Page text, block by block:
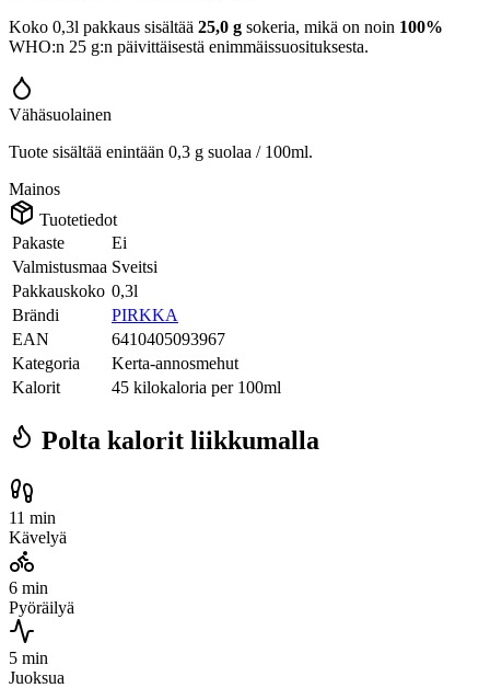
Koko 0,3l pakkaus sisältää 25,0 g sokeria, mikä on noin 100%
WHO:n 25 g:n päivittäisestä enimmäissuosituksesta.
Vähäsuolainen
Tuote sisältää enintään 0,3 g suolaa / 100ml.
Mainos
Tuotetiedot
Pakaste
Ei
Valmistusmaa Sveitsi
Pakkauskoko 0,3l
Brändi
PIRKKA
EAN
6410405093967
Kategoria
Kerta-annosmehut
Kalorit
45 kilokaloria per 100ml
Polta kalorit liikkumalla
11 min
Kävelyä
6 min
Pyöräilyä
5 min
Juoksua